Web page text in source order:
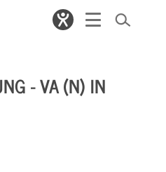
- VA (N) IN